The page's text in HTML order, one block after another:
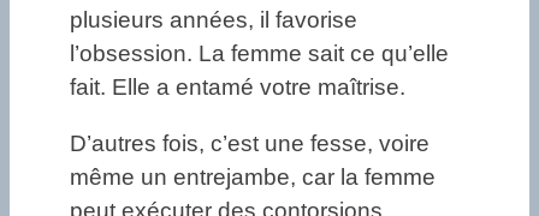
plusieurs années, il favorise
l’obsession. La femme sait ce qu’elle
fait. Elle a entamé votre maîtrise.
D’autres fois, c’est une fesse, voire
même un entrejambe, car la femme
peut exécuter des contorsions